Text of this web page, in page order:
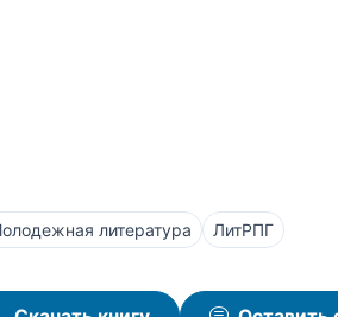
литература ЛитРПГ